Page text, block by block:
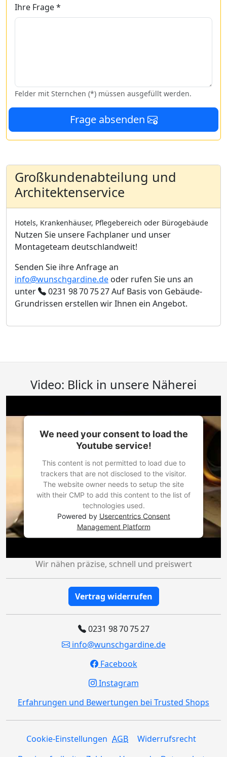
Ihre Frage *
Felder mit Sternchen (*) müssen ausgefüllt werden.
Frage absenden
Großkundenabteilung und
Architektenservice
Hotels, Krankenhäuser, Pflegebereich oder Bürogebäude
Nutzen Sie unsere Fachplaner und unser
Montageteam deutschlandweit!
Senden Sie ihre Anfrage an
info@wunschgardine.de oder rufen Sie uns an
unter
0231 98 70 75 27Auf Basis von Gebäude-
Grundrissen erstellen wir Ihnen ein Angebot.
Video: Blick in unsere Näherei
We need your consent to load the
Youtube service!
This content is not permitted to load due to
trackers that are not disclosed to the visitor.
The website owner needs to setup the site
with their CMP to add this content to the list of
technologies used.
Powered by Usercentrics Consent
Management Platform
Wir nähen präzise, schnell und preiswert
Vertrag widerrufen
0231 98 70 75 27
info@wunschgardine.de
Facebook
Instagram
Erfahrungen und Bewertungen bei Trusted Shops
Cookie-Einstellungen AGB
Widerrufsrecht